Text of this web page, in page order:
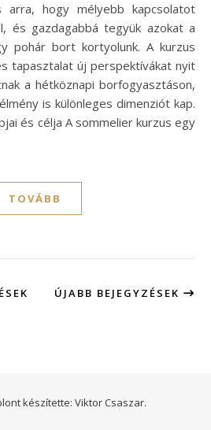
arra, hogy mélyebb kapcsolatot
és gazdagabbá tegyük azokat a
pohár bort kortyolunk. A kurzus
tapasztalat új perspektívákat nyit
a hétköznapi borfogyasztáson,
is különleges dimenziót kap.
és célja A sommelier kurzus egy
TOVÁBB
ÚJABB BEJEGYZÉSEK
készítette: Viktor Csaszar.